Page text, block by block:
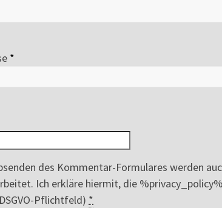
*
des Kommentar-Formulares werden
Ich erkläre hiermit, die
Pflichtfeld) *